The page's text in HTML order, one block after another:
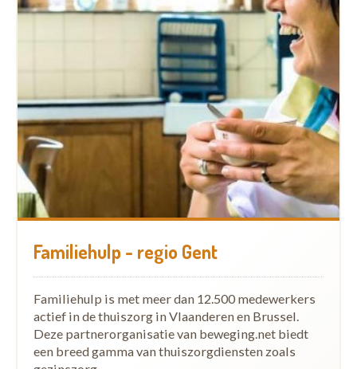
Familiehulp - regio Gent
Familiehulp is met meer dan 12.500 medewerkers
actief in de thuiszorg in Vlaanderen en Brussel.
Deze partnerorganisatie van beweging.net biedt
een breed gamma van thuiszorgdiensten zoals